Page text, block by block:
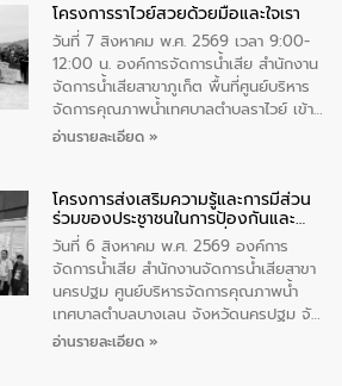
ทองคำและประกาศเกียรติคุณให้แก่ กำนัน
ผู้ใหญ่บ้านยอดเยี่ยม พร้อมกล่าวชื่นชม ให้
โอวาท และมอบนโยบาย
โครงการราไวย์สวยด้วยมือและใจเรา
วันที่ 7 สิงหาคม พ.ศ. 2569 เวลา 9:00-
12:00 น. องค์การจัดการน้ำเสีย สำนักงาน
จัดการน้ำเสียสาขาภูเก็ต พื้นที่ศูนย์บริหาร
จัดการคุณภาพน้ำเทศบาลตำบลราไวย์ เข้า
ร่วมโครงการราไวย์สวยด้วยมือและใจเรา
ประชาชน ตัวแทนจากโรงแรมต่างๆ ในเขต
เทศบาลตำบลราไวย์ ศูนย์บริหารจัดการ
คุณภาพน้ำเทศบาลตำบลราไวย์ นำโดยนาย
น้อย แก้วเศษ ผู้จัดการสำนักงานจัดการน้ำ
เสียสาขาภูเก็ต พร้อมด้วยเจ้าหน้าที่ จำนวน
5 คน ร่วมทำกิจกรรม ทำความสะอาด
ชายหาดและแหล่งท่องเที่ยว ณ บริเวณ
อ่านรายละเอียด »
โครงการส่งเสริมความรู้และการมีส่วน
ร่วมของประชาชนในการป้องกันและ
แก้ไขปัญหาน้ำเสียอย่างยั่งยืน
วันที่ 6 สิงหาคม พ.ศ. 2569 องค์การ
จัดการน้ำเสีย สำนักงานจัดการน้ำเสียสาขา
นครปฐม ศูนย์บริหารจัดการคุณภาพน้ำ
เทศบาลตำบลบางเลน จังหวัดนครปฐม จัด
กิจกรรมภายใต้โครงการส่งเสริมความรู้และ
อ่านรายละเอียด »